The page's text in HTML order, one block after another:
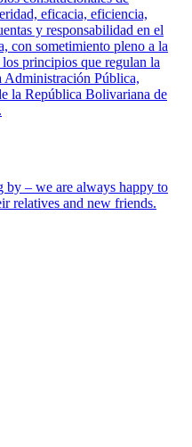
eficacia, eficiencia,
y responsabilidad en el
con sometimiento pleno a la
principios que regulan la
Administración Pública,
la República Bolivariana de
– we are always happy to
relatives and new friends.